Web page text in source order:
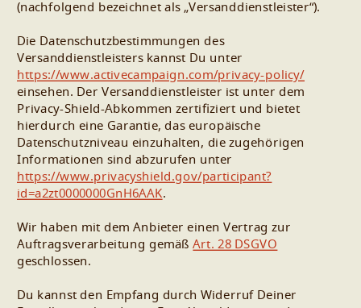
(nachfolgend bezeichnet als „Versanddienstleister“).
Die Datenschutzbestimmungen des
Versanddienstleisters kannst Du unter
https://www.activecampaign.com/privacy-policy/
einsehen. Der Versanddienstleister ist unter dem
Privacy-Shield-Abkommen zertifiziert und bietet
hierdurch eine Garantie, das europäische
Datenschutzniveau einzuhalten, die zugehörigen
Informationen sind abzurufen unter
https://www.privacyshield.gov/participant?
id=a2zt0000000GnH6AAK.
Wir haben mit dem Anbieter einen Vertrag zur
Auftragsverarbeitung gemäßArt. 28 DSGVO
geschlossen.
Du kannst den Empfang durch Widerruf Deiner